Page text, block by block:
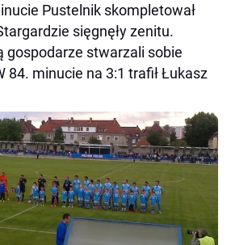
Pustelnik skompletował
sięgnęły zenitu.
gospodarze stwarzali sobie
84. minucie na 3:1 trafił Łukasz